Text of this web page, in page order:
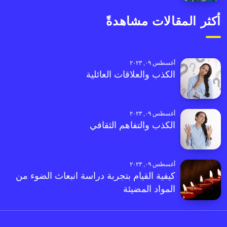
أكثر المقالات مشاهدةً
أغسطس ٠٩, ٢٠٢٣
الكذب والعلاقات العائلية
أغسطس ٠٩, ٢٠٢٣
الكذب والتفاهم الثقافي
أغسطس ٠٩, ٢٠٢٣
كيفية القيام بتجربة دراسة انبعاث الضوء من
المواد المضيئة